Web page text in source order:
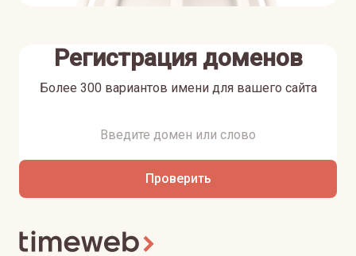
Регистрация доменов
Более 300 вариантов имени для вашего сайта
Проверить